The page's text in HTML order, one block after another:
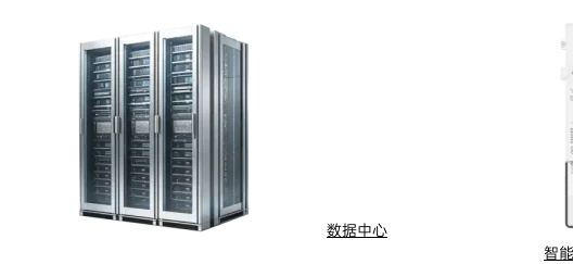
数据中心
智
智能用电计量
馈线自动化
中压微网
AMI智能抄表
船舶电动化